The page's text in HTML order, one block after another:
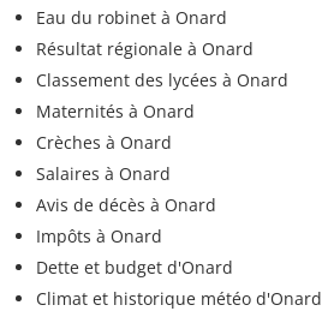
Eau du robinet à Onard
Résultat régionale à Onard
Classement des lycées à Onard
Maternités à Onard
Crèches à Onard
Salaires à Onard
Avis de décès à Onard
Impôts à Onard
Dette et budget d'Onard
Climat et historique météo d'Onard